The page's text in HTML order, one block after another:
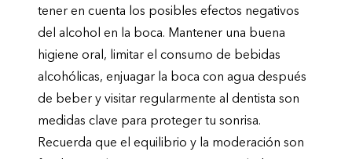
tener en cuenta los posibles efectos negativos
del alcohol en la boca. Mantener una buena
higiene oral, limitar el consumo de bebidas
alcohólicas, enjuagar la boca con agua después
de beber y visitar regularmente al dentista son
medidas clave para proteger tu sonrisa.
Recuerda que el equilibrio y la moderación son